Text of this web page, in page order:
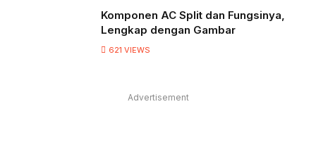
Komponen AC Split dan Fungsinya,
Lengkap dengan Gambar
621 VIEWS
Advertisement